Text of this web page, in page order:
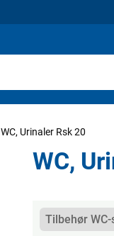
WC, Urinaler Rsk 20
WC,
Kategorier
Tilbehør